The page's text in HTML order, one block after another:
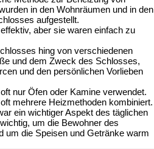
in den Wohnräumen und in den
aufgestellt.
aber sie waren einfach zu
hing von verschiedenen
und dem Zweck des Schlosses,
und den persönlichen Vorlieben
nur Öfen oder Kamine verwendet.
mehrere Heizmethoden kombiniert.
ein wichtiger Aspekt des täglichen
um die Bewohner des
um die Speisen und Getränke warm